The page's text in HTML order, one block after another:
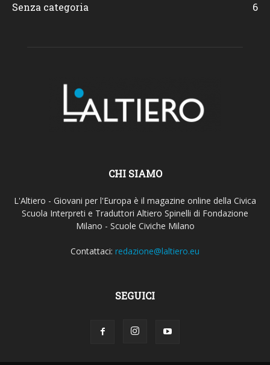
Senza categoria
6
CHI SIAMO
L'Altiero - Giovani per l'Europa è il magazine online della Civica
Scuola Interpreti e Traduttori Altiero Spinelli di Fondazione
Milano - Scuole Civiche Milano
Contattaci: redazione@laltiero.eu
SEGUICI